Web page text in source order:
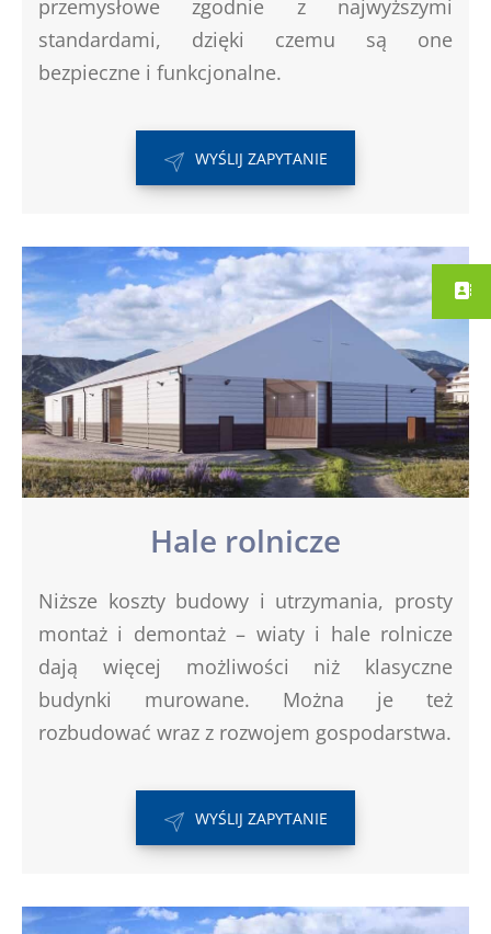
przemysłowe zgodnie z najwyższymi
standardami, dzięki czemu są one
bezpieczne i funkcjonalne.
WYŚLIJ ZAPYTANIE
Hale rolnicze
Niższe koszty budowy i utrzymania, prosty
montaż i demontaż – wiaty i hale rolnicze
dają więcej możliwości niż klasyczne
budynki murowane. Można je też
rozbudować wraz z rozwojem gospodarstwa.
WYŚLIJ ZAPYTANIE